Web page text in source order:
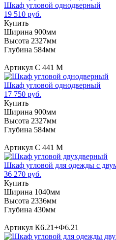
Шкаф угловой однодверный
19 510 руб.
Купить
Ширина 900мм
Высота 2327мм
Глубина 584мм
Артикул С 441 М
Шкаф угловой однодверный
17 750 руб.
Купить
Ширина 900мм
Высота 2327мм
Глубина 584мм
Артикул С 441 М
Шкаф угловой для одежды с
36 270 руб.
Купить
Ширина 1040мм
Высота 2336мм
Глубина 430мм
Артикул К6.21+Ф6.21